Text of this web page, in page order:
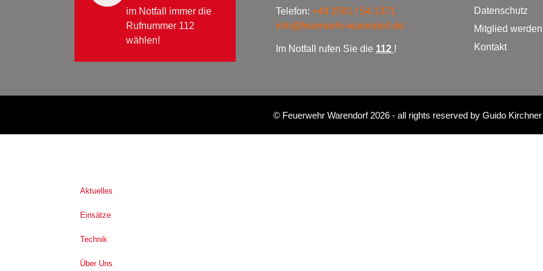
im Notfall immer die
Rufnummer 112
wählen!
Telefon: +49 2581 / 54-1371
info@feuerwehr-warendorf.de
Im Notfall rufen Sie die 112 !
Datenschutz
Mitglied
Kontakt
© Feuerwehr Warendorf 2026- all rights reserved by Guido Kirchner
Aktuelles
Einsätze
Technik
Über Uns